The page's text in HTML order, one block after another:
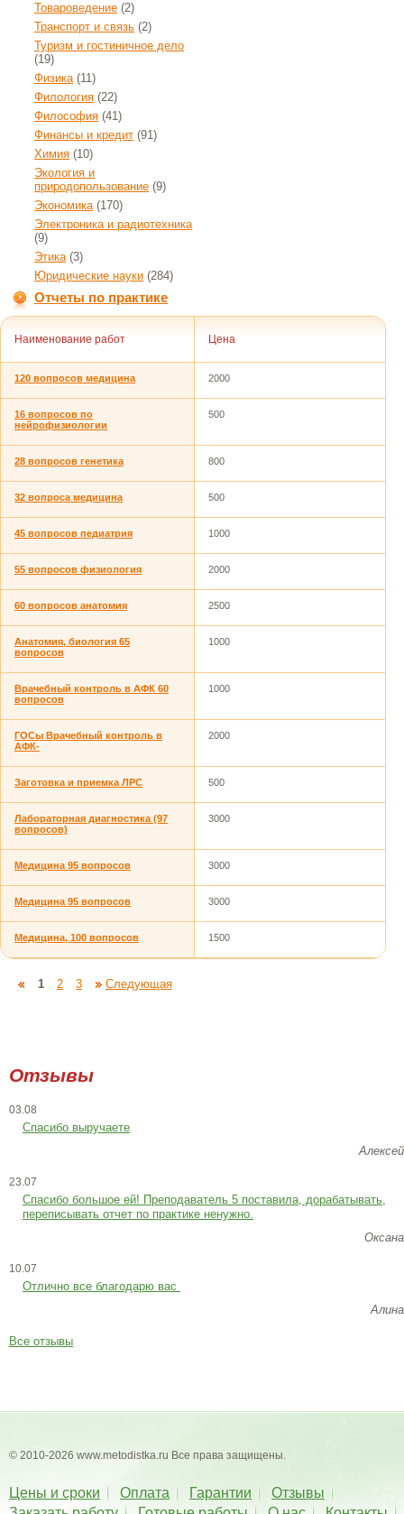
Товароведение (2)
Транспорт и связь (2)
Туризм и гостиничное дело
(19)
Физика(11)
Филология (22)
Философия (41)
Финансы и кредит (91)
Химия (10)
Экология и
природопользование (9)
Экономика(170)
Электроника и радиотехника
(9)
Этика(3)
Юридические науки (284)
Отчеты по практике
Наименование работ Цена
120 вопросов медицина 2000
16 вопросов по
нейрофизиологии
500
28 вопросов генетика 800
32 вопроса медицина 500
45 вопросов педиатрия 1000
55 вопросов физиология 2000
60 вопросов анатомия 2500
Анатомия, биология 65
вопросов
1000
Врачебный контроль в АФК 60
вопросов
1000
ГОСы Врачебный контроль в
АФК-
2000
Заготовка и приемка ЛРС 500
Лабораторная диагностика (97
вопросов)
3000
Медицина 95 вопросов 3000
Медицина 95 вопросов 3000
Медицина, 100 вопросов 1500
1 2 3 Следующая
Отзывы
03.08
Спасибо выручаете
Алексей
23.07
Cпасибо большое ей! Преподаватель 5 поставила, дорабатывать,
переписывать отчет по практике ненужно.
Оксана
10.07
Отлично все благодарю вас
Алина
Все отзывы
© 2010-2026 www.metodistka.ru Все права защищены.
Цены и сроки Оплата Гарантии
Отзывы